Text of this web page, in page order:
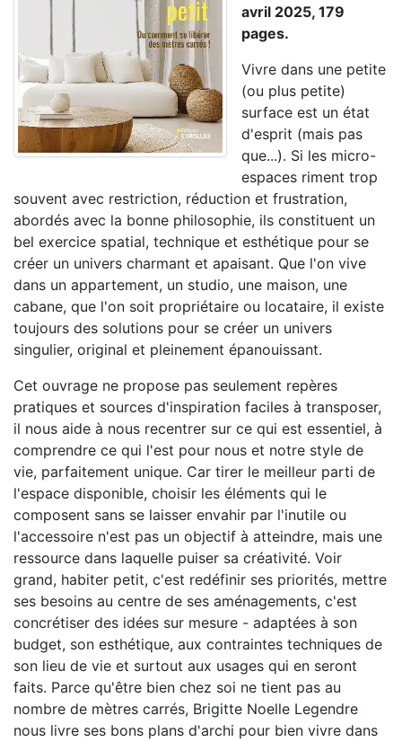
avril 2025, 179
pages.
Vivre dans une petite
(ou plus petite)
surface est un état
d'esprit (mais pas
que...). Si les micro-
espaces riment trop
souvent avec restriction, réduction et frustration,
abordés avec la bonne philosophie, ils constituent un
bel exercice spatial, technique et esthétique pour se
créer un univers charmant et apaisant. Que l'on vive
dans un appartement, un studio, une maison, une
cabane, que l'on soit propriétaire ou locataire, il existe
toujours des solutions pour se créer un univers
singulier, original et pleinement épanouissant.
Cet ouvrage ne propose pas seulement repères
pratiques et sources d'inspiration faciles à transposer,
il nous aide à nous recentrer sur ce qui est essentiel, à
comprendre ce qui l'est pour nous et notre style de
vie, parfaitement unique. Car tirer le meilleur parti de
l'espace disponible, choisir les éléments qui le
composent sans se laisser envahir par l'inutile ou
l'accessoire n'est pas un objectif à atteindre, mais une
ressource dans laquelle puiser sa créativité. Voir
grand, habiter petit, c'est redéfinir ses priorités, mettre
ses besoins au centre de ses aménagements, c'est
concrétiser des idées sur mesure - adaptées à son
budget, son esthétique, aux contraintes techniques de
son lieu de vie et surtout aux usages qui en seront
faits. Parce qu'être bien chez soi ne tient pas au
nombre de mètres carrés, Brigitte Noelle Legendre
nous livre ses bons plans d'archi pour bien vivre dans